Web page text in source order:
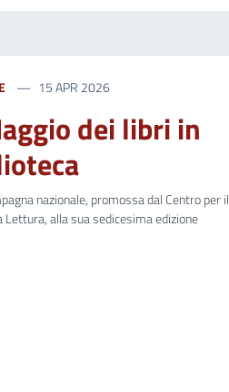
15 APR 2026
dei libri in
nazionale, promossa dal Centro per il
Lettura, alla sua sedicesima edizione